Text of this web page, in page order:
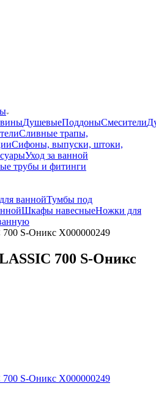
ДушевыеПоддоныСмесители
Сливные трапы,
Сифоны, выпуски, штоки,
Уход за ванной
трубы и фитинги
ваннойТумбы под
Шкафы навесныеНожки для
S-Оникс X000000249
700 S-Оникс